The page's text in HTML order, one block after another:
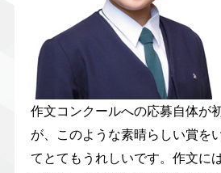
作文コンクールへの応募自体が
が、このような素晴らしい賞を
てとてもうれしいです。作文に